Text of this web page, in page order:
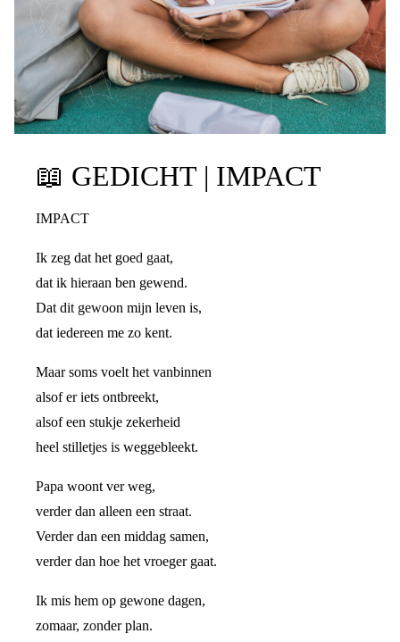
📖 GEDICHT | IMPACT
IMPACT
Ik zeg dat het goed gaat,
dat ik hieraan ben gewend.
Dat dit gewoon mijn leven is,
dat iedereen me zo kent.
Maar soms voelt het vanbinnen
alsof er iets ontbreekt,
alsof een stukje zekerheid
heel stilletjes is weggebleekt.
Papa woont ver weg,
verder dan alleen een straat.
Verder dan een middag samen,
verder dan hoe het vroeger gaat.
Ik mis hem op gewone dagen,
zomaar, zonder plan.